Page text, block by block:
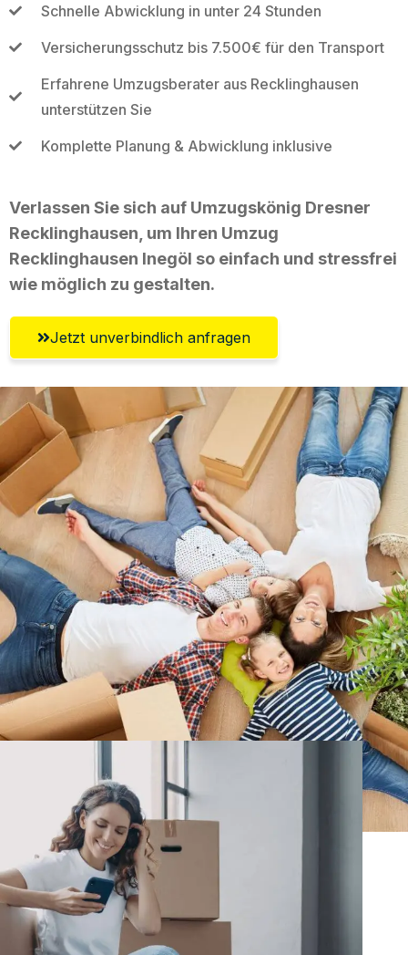
Schnelle Abwicklung in unter 24 Stunden
Versicherungsschutz bis 7.500€ für den Transport
Erfahrene Umzugsberater aus Recklinghausen
unterstützen Sie
Komplette Planung & Abwicklung inklusive
Verlassen Sie sich auf Umzugskönig Dresner
Recklinghausen, um Ihren Umzug
Recklinghausen Inegöl so einfach und stressfrei
wie möglich zu gestalten.
Jetzt unverbindlich anfragen